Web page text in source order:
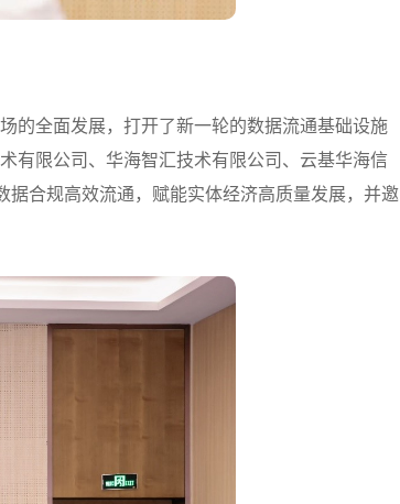
的全面发展，打开了新一轮的数据流通基础设施
有限公司、华海智汇技术有限公司、云基华海信
据合规高效流通，赋能实体经济高质量发展，并邀